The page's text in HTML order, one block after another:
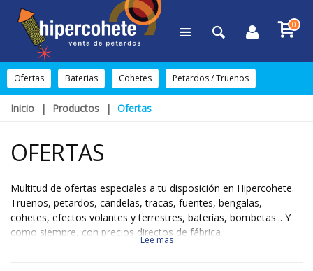
0
Ofertas Baterias Cohetes Petardos / Truenos
Inicio | Productos | Ofertas
OFERTAS
Multitud de ofertas especiales a tu disposición en Hipercohete.
Truenos, petardos, candelas, tracas, fuentes, bengalas,
cohetes, efectos volantes y terrestres, baterías, bombetas... Y
como siempre, con precios directos de fábrica.
Lee mas